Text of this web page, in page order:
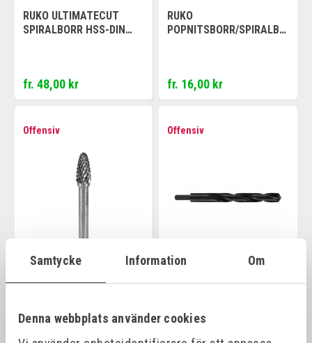
Samtycke Information Om
Denna webbplats använder cookies
RUKO ULTIMATECUT
SPIRALBORR HSS-DIN
fr. 48,00 kr
RUKO
POPNITSBORR/SPIRALBO
fr. 16,00 kr
Offensiv
FORM F RUNDAD SPETS
Offensiv
FÄSTE